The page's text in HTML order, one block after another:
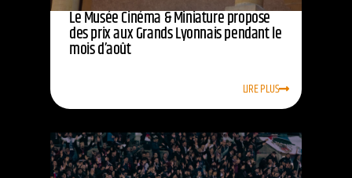
Le Musée Cinéma & Miniature propose
des prix aux Grands Lyonnais pendant le
mois d’août
LIRE PLUS